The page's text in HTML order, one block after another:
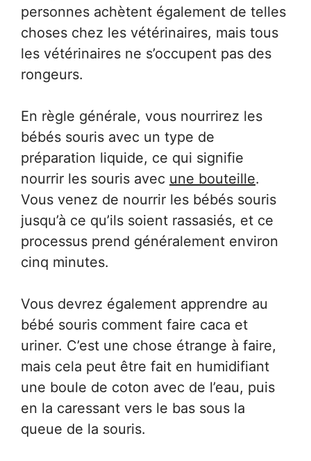
personnes achètent également de telles
choses chez les vétérinaires, mais tous
les vétérinaires ne s’occupent pas des
rongeurs.
En règle générale, vous nourrirez les
bébés souris avec un type de
préparation liquide, ce qui signifie
nourrir les souris avec une bouteille.
Vous venez de nourrir les bébés souris
jusqu’à ce qu’ils soient rassasiés, et ce
processus prend généralement environ
cinq minutes.
Vous devrez également apprendre au
bébé souris comment faire caca et
uriner. C’est une chose étrange à faire,
mais cela peut être fait en humidifiant
une boule de coton avec de l’eau, puis
en la caressant vers le bas sous la
queue de la souris.